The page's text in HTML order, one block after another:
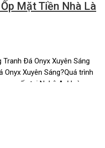
Mặt Tiền Nhà Là
Đá Onyx Xuyên Sáng
Xuyên Sáng?Quá trình
cấp tại Nghệ AnHoàn
sáng cao cấp tại Nghệ